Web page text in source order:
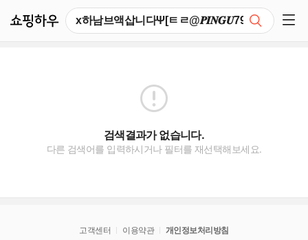
검색결과가 없습니다.
다른 검색어를 입력하시거나 필터를 재선택해보세요.
고객센터 이용약관
개인정보처리방침